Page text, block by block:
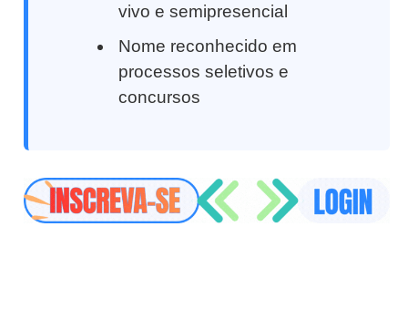
vivo e semipresencial
Nome reconhecido em
processos seletivos e
concursos